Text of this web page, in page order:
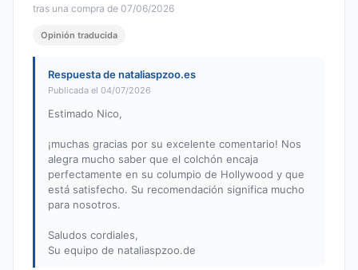
tras una compra de 07/06/2026
Opinión traducida
Respuesta de nataliaspzoo.es
Publicada el 04/07/2026
Estimado Nico,
¡muchas gracias por su excelente comentario! Nos
alegra mucho saber que el colchón encaja
perfectamente en su columpio de Hollywood y que
está satisfecho. Su recomendación significa mucho
para nosotros.
Saludos cordiales,
Su equipo de nataliaspzoo.de